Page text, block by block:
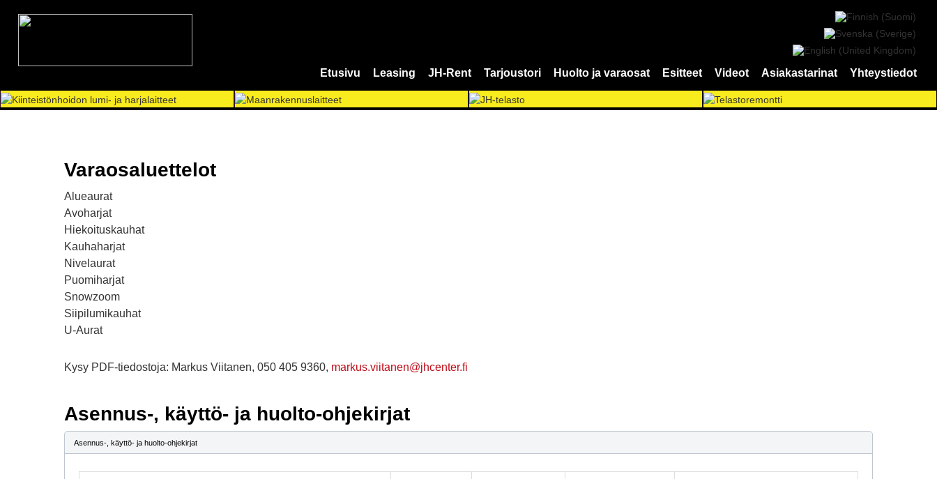
Etusivu Leasing JH-Rent Tarjoustori Huolto ja varaosat Esitteet Videot Asiakastarinat Yhteystiedot
Varaosaluettelot
Alueaurat
Avoharjat
Hiekoituskauhat
Kauhaharjat
Nivelaurat
Puomiharjat
Snowzoom
Siipilumikauhat
U-Aurat
Kysy PDF-tiedostoja: Markus Viitanen, 050 405 9360, markus.viitanen@jhcenter.fi
Asennus-, käyttö- ja huolto-ohjekirjat
Asennus-, käyttö- ja huolto-ohjekirjat